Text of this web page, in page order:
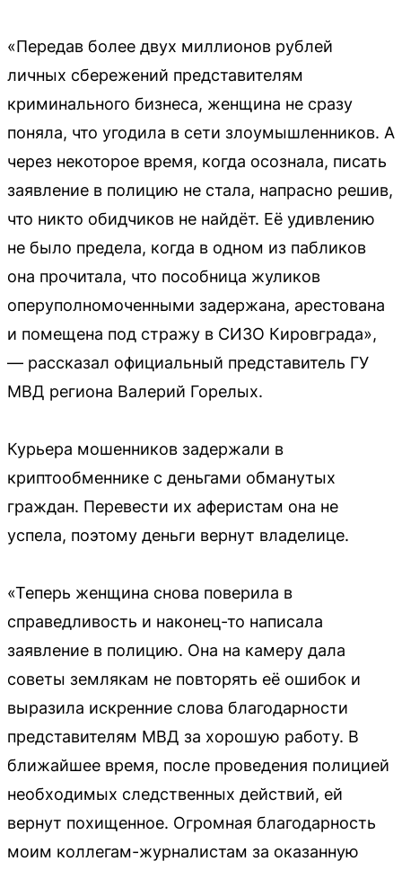
«Передав более двух миллионов рублей
личных сбережений представителям
криминального бизнеса, женщина не сразу
поняла, что угодила в сети злоумышленников. А
через некоторое время, когда осознала, писать
заявление в полицию не стала, напрасно решив,
что никто обидчиков не найдёт. Её удивлению
не было предела, когда в одном из пабликов
она прочитала, что пособница жуликов
оперуполномоченными задержана, арестована
и помещена под стражу в СИЗО Кировграда»,
— рассказал официальный представитель ГУ
МВД региона Валерий Горелых.
Курьера мошенников задержали в
криптообменнике с деньгами обманутых
граждан. Перевести их аферистам она не
успела, поэтому деньги вернут владелице.
«Теперь женщина снова поверила в
справедливость и наконец-то написала
заявление в полицию. Она на камеру дала
советы землякам не повторять её ошибок и
выразила искренние слова благодарности
представителям МВД за хорошую работу. В
ближайшее время, после проведения полицией
необходимых следственных действий, ей
вернут похищенное. Огромная благодарность
моим коллегам-журналистам за оказанную